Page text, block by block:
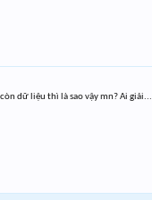
dữ liệu thì là sao vậy mn? Ai giải...